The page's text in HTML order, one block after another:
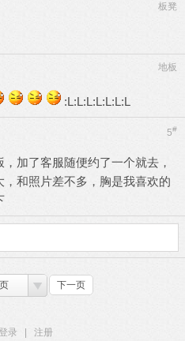
板凳
地板
:L:L:L:L:L:L:L
5#
加了客服随便约了一个就去，
和照片差不多，胸是我喜欢的
下一页
录 注册